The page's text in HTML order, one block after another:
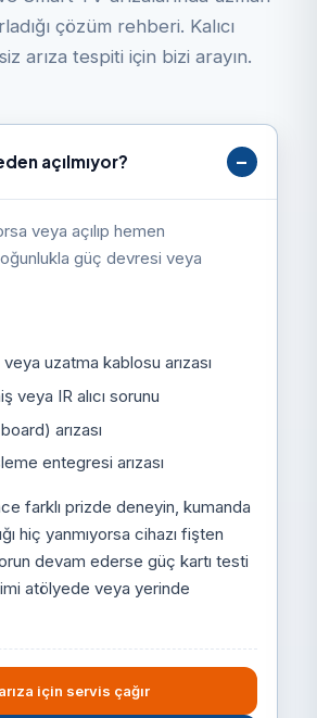
çözüm rehberi. Kalıcı
arıza tespiti için bizi arayın.
açılmıyor?
veya açılıp hemen
güç devresi veya
uzatma kablosu arızası
veya IR alıcı sorunu
arızası
entegresi arızası
farklı prizde deneyin, kumanda
hiç yanmıyorsa cihazı fişten
devam ederse güç kartı testi
atölyede veya yerinde
için servis çağır